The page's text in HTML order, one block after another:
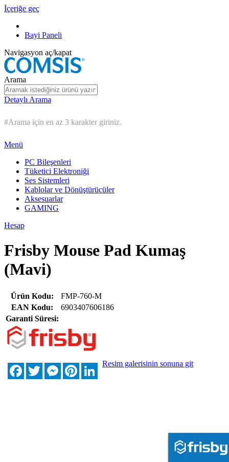
İçeriğe geç
Bayi Paneli
Navigasyon aç/kapat
Arama
Detaylı Arama
#Arama için en az 3 karakter giriniz.
Menü
PC Bileşenleri
Tüketici Elektroniği
Ses Sistemleri
Kablolar ve Dönüştürücüler
Aksesuarlar
GAMING
Hesap
Frisby Mouse Pad Kumaş
(Mavi)
Ürün Kodu:
FMP-760-M
EAN Kodu:
6903407606186
Garanti Süresi:
FacebookTwitterMessengerPinterestLinkedIn
Resim galerisinin sonuna git